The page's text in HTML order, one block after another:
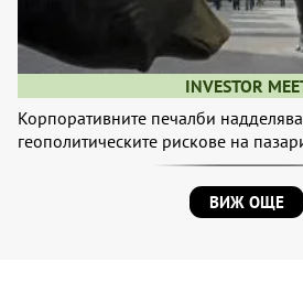
INVESTOR
Корпоративните печалби
геополитическите рискове на
ВИЖ ОЩЕ